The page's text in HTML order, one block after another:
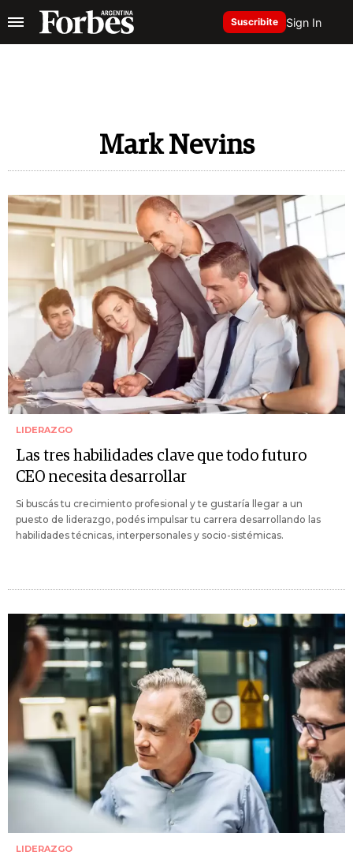
Suscribite Sign In
Mark Nevins
LIDERAZGO
Las tres habilidades clave que todo futuro
CEO necesita desarrollar
Si buscás tu crecimiento profesional y te gustaría llegar a un
puesto de liderazgo, podés impulsar tu carrera desarrollando las
habilidades técnicas, interpersonales y socio-sistémicas.
LIDERAZGO